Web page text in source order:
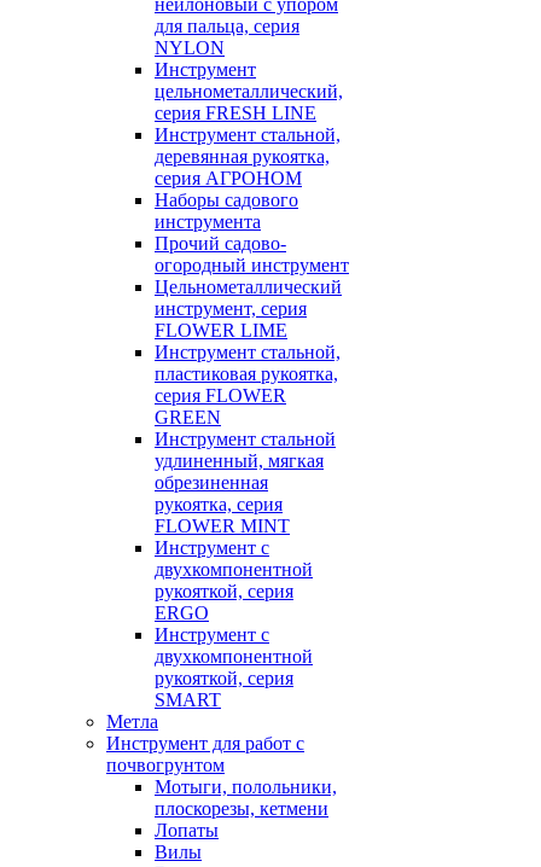
нейлоновый с упором
для пальца, серия
NYLON
Инструмент
цельнометаллический,
серия FRESH LINE
Инструмент стальной,
деревянная рукоятка,
серия АГРОНОМ
Наборы садового
инструмента
Прочий садово-
огородный инструмент
Цельнометаллический
инструмент, серия
FLOWER LIME
Инструмент стальной,
пластиковая рукоятка,
серия FLOWER
GREEN
Инструмент стальной
удлиненный, мягкая
обрезиненная
рукоятка, серия
FLOWER MINT
Инструмент с
двухкомпонентной
рукояткой, серия
ERGO
Инструмент с
двухкомпонентной
рукояткой, серия
SMART
Метла
Инструмент для работ с
почвогрунтом
Мотыги, полольники,
плоскорезы, кетмени
Лопаты
Вилы